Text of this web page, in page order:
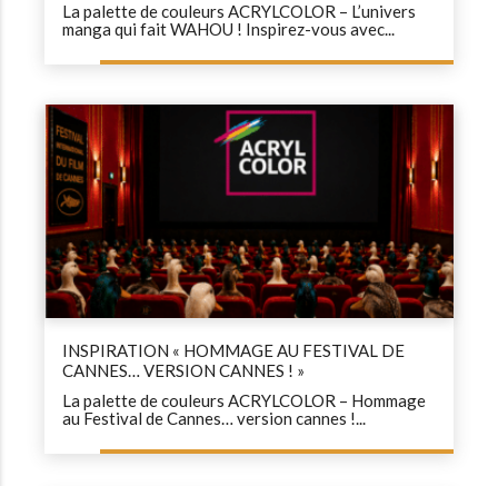
La palette de couleurs ACRYLCOLOR – L’univers
manga qui fait WAHOU ! Inspirez-vous avec...
INSPIRATION « HOMMAGE AU FESTIVAL DE
CANNES… VERSION CANNES ! »
La palette de couleurs ACRYLCOLOR – Hommage
au Festival de Cannes… version cannes !...